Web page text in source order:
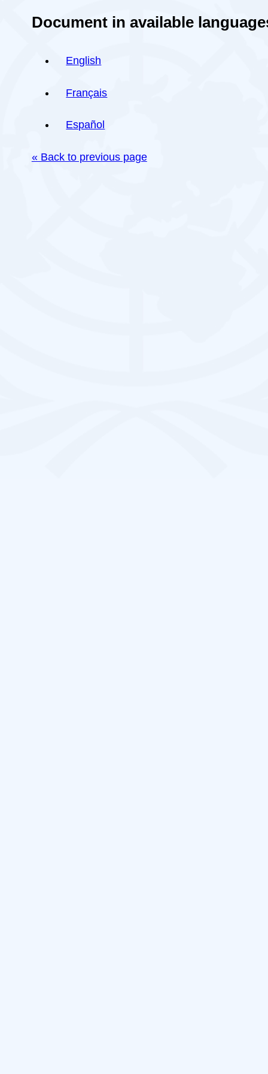
Document in available
English
Français
Español
« Back to previous page